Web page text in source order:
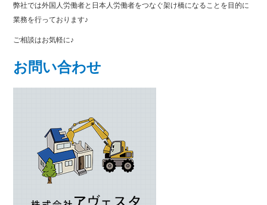
弊社では外国人労働者と日本人労働者をつなぐ架け橋になることを目的に
業務を行っております♪
ご相談はお気軽に♪
お問い合わせ